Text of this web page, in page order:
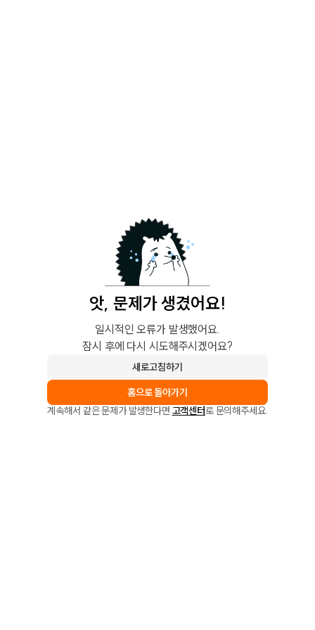
앗, 문제가 생겼어요!
일시적인 오류가 발생했어요.
잠시 후에 다시 시도해주시겠어요?
새로고침하기
홈으로 돌아가기
계속해서 같은 문제가 발생한다면 고객센터로 문의해주세요.